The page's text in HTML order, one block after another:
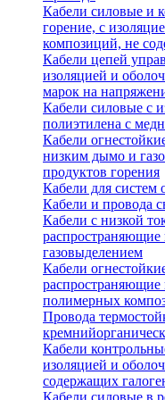
Кабели силовые и
горение, с
композиций, не
Кабели цепей
изоляцией и
марок на
Кабели силовые с
полиэтилена с
Кабели
низким дымо и
продуктов горения
Кабели для систем
Кабели и провода
Кабели с низкой
газовыделением
Кабели
распространяющие
полимерных
Провода
Кабели
изоляцией и
содержащих